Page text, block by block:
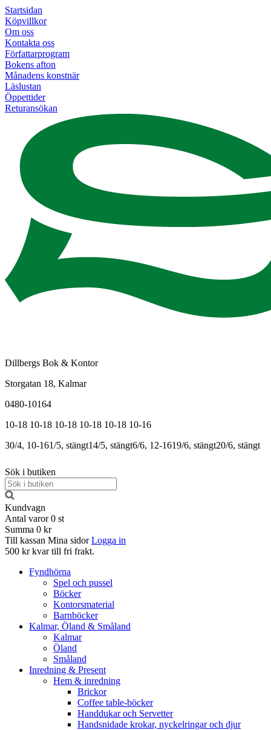
Startsidan
Köpvillkor
Om oss
Kontakta oss
Författarprogram
Bokens afton
Månadens konstnär
Läslustan
Öppettider
Returansökan
Dillbergs Bok & Kontor
Storgatan 18, Kalmar
0480-10164
10-18 10-18 10-18 10-18 10-18 10-16
30/4, 10-161/5, stängt14/5, stängt6/6, 12-1619/6, stängt20/6, stängt
Sök i butiken
Kundvagn
Antal varor 0 st
Summa 0 kr
Till kassan Mina sidor Logga in
500 kr kvar till fri frakt.
Fyndhörna
Spel och pussel
Böcker
Kontorsmaterial
Barnböcker
Kalmar, Öland & Småland
Kalmar
Öland
Småland
Inredning & Present
Hem & inredning
Brickor
Coffee table-böcker
Handdukar och Servetter
Handsnidade krokar, nyckelringar och djur